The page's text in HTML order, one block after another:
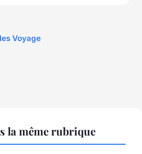
Voyage
la même rubrique